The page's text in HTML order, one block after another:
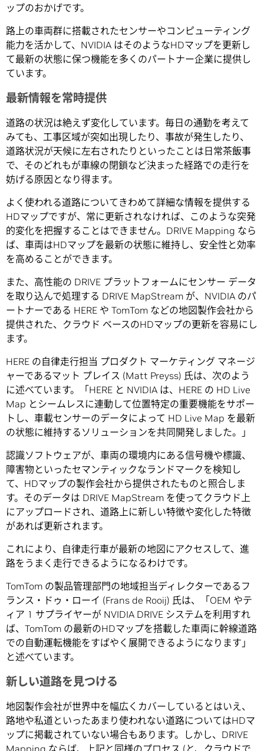
ップのおかげです。
路上の車両群に搭載されたセンサーやコンピューティング
能力を活かして、NVIDIA はそのようなHDマップを更新し
て最新の状態に保つ機能を多くのパートナー企業に提供し
ています。
最新情報を常時提供
道路の状況は絶えず変化しています。毎日の通勤を考えて
みても、工事区域が突如出現したり、事故が発生したり、
道路状況が天候に左右されたりといったことは日常茶飯事
で、そのどれもが車線の閉鎖など決まった経路での走行を
妨げる原因となり得ます。
よく使われる道路についてきわめて詳細な情報を提供する
HDマップですが、常に更新されなければ、このような突発
的変化を把握することはできません。DRIVE Mapping なら
ば、車両はHDマップを最新の状態に維持し、安全性と効率
を高めることができます。
また、高性能の DRIVE プラットフォームにセンサー データ
を取り込んで処理する DRIVE MapStream が、NVIDIA のパ
ートナーである HERE や TomTom などの地図製作会社から
提供された、クラウド ベースのHDマップの更新を容易にし
ます。
HERE の自律走行担当 プロダクト マーケティング マネージ
ャーであるマット プレイス (Matt Preyss) 氏は、次のよう
に述べています。「HERE と NVIDIA は、HERE の HD Live
Map とシームレスに連動して位置特定の重要機能をサポー
トし、車載センサーのデータによって HD Live Map を最新
の状態に維持するソリューションを共同開発しました。」
認識ソフトウェアが、車両の環境内にある信号機や標識、
障害物といったセマンティックなランドマークを検知し
て、HDマップの製作会社から提供されたものと照合しま
す。そのデータは DRIVE MapStream を使ってクラウド上
にアップロードされ、道路上に新しい特徴や変化した特徴
があれば更新されます。
これにより、自律走行車が最新の地図にアクセスして、進
路をうまく走行できるようになるわけです。
TomTom の製品管理部門の地域担当ディレクターであるフ
ランス・ドゥ・ローイ (Frans de Rooij) 氏は、「OEM やテ
ィア 1 サプライヤーが NVIDIA DRIVE システムを利用すれ
ば、TomTom の最新のHDマップを搭載した車両に幹線道路
での自動運転機能をすばやく展開できるようになります」
と述べています。
新しい道路を見つける
地図製作会社が世界中を幅広くカバーしているとはいえ、
路地や私道といったあまり使われない道路についてはHDマ
ップに掲載されていない場合もあります。しかし、DRIVE
Mapping ならば、上記と同様のプロセス (と、クラウドで